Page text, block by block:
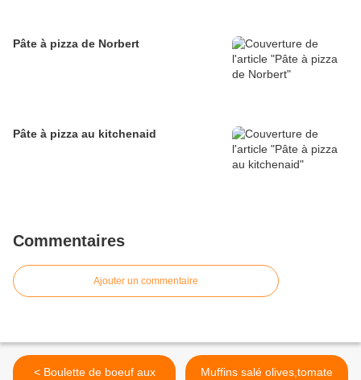
Pâte à pizza de Norbert
Pâte à pizza au kitchenaid
Commentaires
Ajouter un commentaire
< Boulette de boeuf aux
Muffins salé olives,tomate